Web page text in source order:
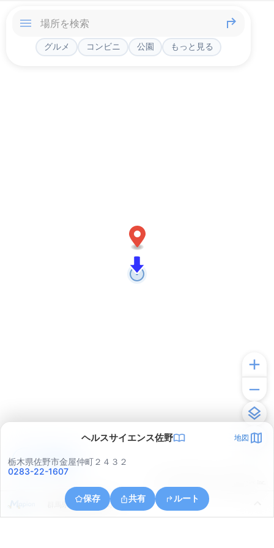
グルメ コンビニ 公園 もっと見る
ヘルスサイエンス佐野 地図
栃木県佐野市金屋仲町２４３２
0283-22-1607
保存 共有 ルート
群馬県館林市大島町
アプリで見る